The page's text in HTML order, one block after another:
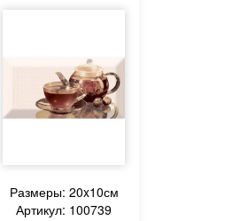
Размеры: 20x10см
Артикул: 100739